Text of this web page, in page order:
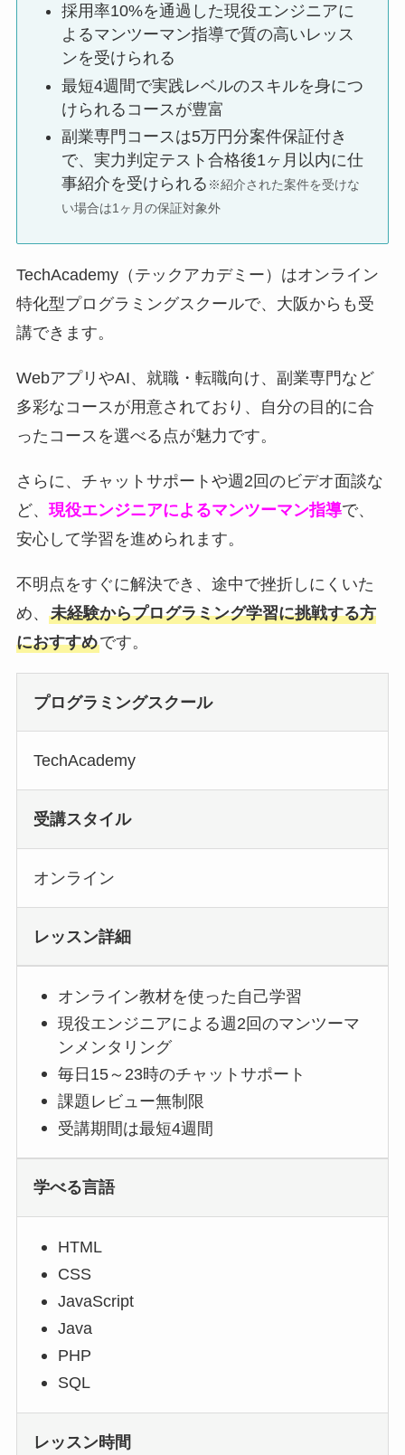
採用率10%を通過した現役エンジニアに
よるマンツーマン指導で質の高いレッス
ンを受けられる
最短4週間で実践レベルのスキルを身につ
けられるコースが豊富
副業専門コースは5万円分案件保証付き
で、実力判定テスト合格後1ヶ月以内に仕
事紹介を受けられる ※紹介された案件を受けな
い場合は1ヶ月の保証対象外
TechAcademy（テックアカデミー）はオンライン
特化型プログラミングスクールで、大阪からも受
講できます。
WebアプリやAI、就職・転職向け、副業専門など
多彩なコースが用意されており、自分の目的に合
ったコースを選べる点が魅力です。
さらに、チャットサポートや週2回のビデオ面談な
ど、 現役エンジニアによるマンツーマン指導で、
安心して学習を進められます。
不明点をすぐに解決でき、途中で挫折しにくいた
め、 未経験からプログラミング学習に挑戦する方
におすすめです。
プログラミングスクール
TechAcademy
受講スタイル
オンライン
レッスン詳細
オンライン教材を使った自己学習
現役エンジニアによる週2回のマンツーマ
ンメンタリング
毎日15～23時のチャットサポート
課題レビュー無制限
受講期間は最短4週間
学べる言語
HTML
CSS
JavaScript
Java
PHP
SQL
レッスン時間